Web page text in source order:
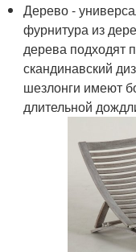
Дерево -
фурнитура из
дерева подходят
скандинавский
шезлонги имеют
длительной